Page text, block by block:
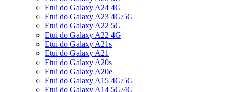
Etui do Galaxy A24 4G
Etui do Galaxy A23 4G/5G
Etui do Galaxy A22 5G
Etui do Galaxy A22 4G
Etui do Galaxy A21s
Etui do Galaxy A21
Etui do Galaxy A20s
Etui do Galaxy A20e
Etui do Galaxy A15 4G/5G
Etui do Galaxy A14 5G/4G